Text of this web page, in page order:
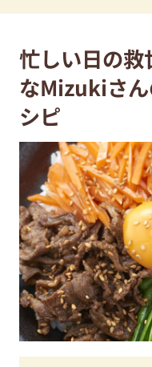
忙しい日の
なMizukiさ
シピ